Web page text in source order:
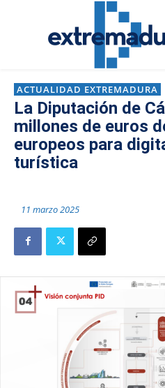
ACTUALIDAD EXTREMADURA
La Diputación de
millones de euros
europeos para
turística
11 marzo 2025